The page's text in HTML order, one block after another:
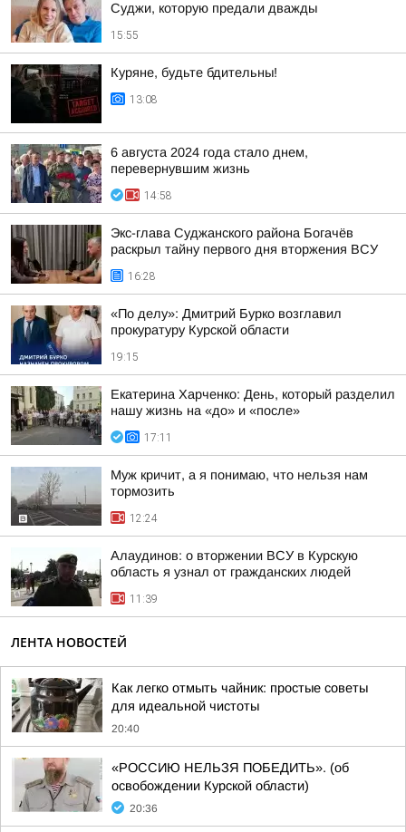
Суджи, которую предали дважды
15:55
Куряне, будьте бдительны!
13:08
6 августа 2024 года стало днем,
перевернувшим жизнь
14:58
Экс-глава Суджанского района Богачёв
раскрыл тайну первого дня вторжения ВСУ
16:28
«По делу»: Дмитрий Бурко возглавил
прокуратуру Курской области
19:15
Екатерина Харченко: День, который разделил
нашу жизнь на «до» и «после»
17:11
Муж кричит, а я понимаю, что нельзя нам
тормозить
12:24
Алаудинов: о вторжении ВСУ в Курскую
область я узнал от гражданских людей
11:39
ЛЕНТА НОВОСТЕЙ
Как легко отмыть чайник: простые советы
для идеальной чистоты
20:40
«РОССИЮ НЕЛЬЗЯ ПОБЕДИТЬ». (об
освобождении Курской области)
20:36